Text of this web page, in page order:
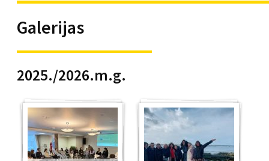
Galerijas
2025./2026.m.g.